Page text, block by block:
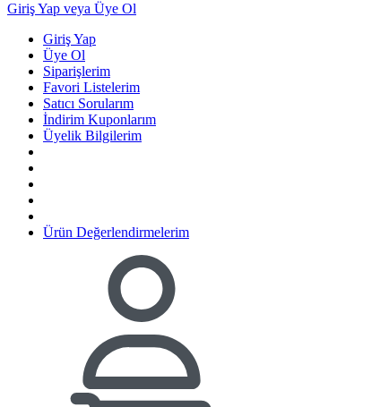
Giriş Yap veya Üye Ol
Giriş Yap
Üye Ol
Siparişlerim
Favori Listelerim
Satıcı Sorularım
İndirim Kuponlarım
Üyelik Bilgilerim
Ürün Değerlendirmelerim